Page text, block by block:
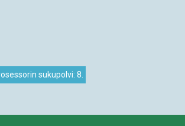
sukupolvi: 8.